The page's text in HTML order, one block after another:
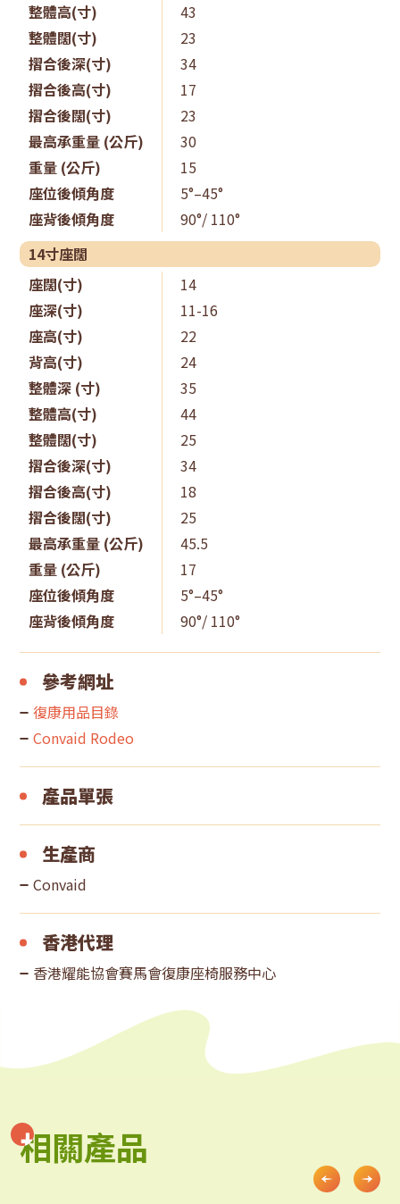
整體高(寸)
43
整體闊(寸)
23
摺合後深(寸)
34
摺合後高(寸)
17
摺合後闊(寸)
23
最高承重量 (公斤)
30
重量 (公斤)
15
座位後傾角度
5°–45°
座背後傾角度
90°/ 110°
14寸座闊
座闊(寸)
14
座深(寸)
11-16
座高(寸)
22
背高(寸)
24
整體深 (寸)
35
整體高(寸)
44
整體闊(寸)
25
摺合後深(寸)
34
摺合後高(寸)
18
摺合後闊(寸)
25
最高承重量 (公斤)
45.5
重量 (公斤)
17
座位後傾角度
5°–45°
座背後傾角度
90°/ 110°
參考網址
復康用品目錄
Convaid Rodeo
產品單張
生產商
Convaid
香港代理
香港耀能協會賽馬會復康座椅服務中心
相關產品
相關產品